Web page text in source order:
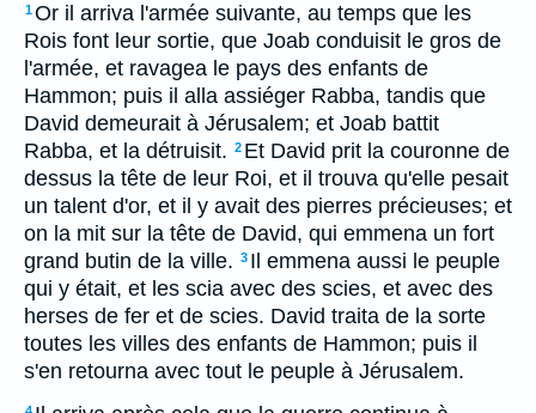
1Or il arriva l'armée suivante, au temps que les
Rois font leur sortie, que Joab conduisit le gros de
l'armée, et ravagea le pays des enfants de
Hammon; puis il alla assiéger Rabba, tandis que
David demeurait à Jérusalem; et Joab battit
Rabba, et la détruisit. 2 Et David prit la couronne de
dessus la tête de leur Roi, et il trouva qu'elle pesait
un talent d'or, et il y avait des pierres précieuses; et
on la mit sur la tête de David, qui emmena un fort
grand butin de la ville. 3 Il emmena aussi le peuple
qui y était, et les scia avec des scies, et avec des
herses de fer et de scies. David traita de la sorte
toutes les villes des enfants de Hammon; puis il
s'en retourna avec tout le peuple à Jérusalem.